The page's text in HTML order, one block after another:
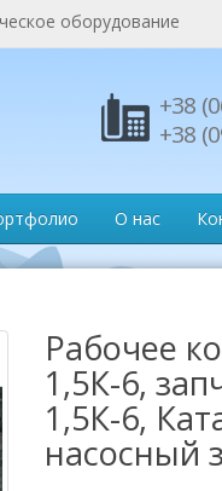
оборудование
+38
+38
О нас
Рабочее
1,5К-6,
1,5К-6,
насосный